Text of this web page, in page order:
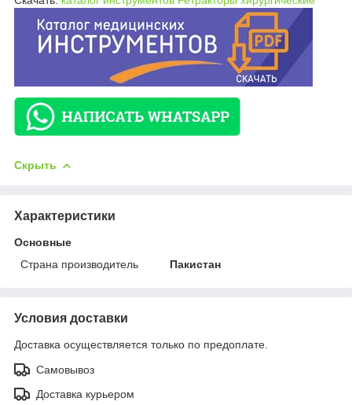
Скрыть
Характеристики
Основные
Страна производитель
Пакистан
Условия доставки
Доставка осуществляется только по предоплате.
Самовывоз
Доставка курьером